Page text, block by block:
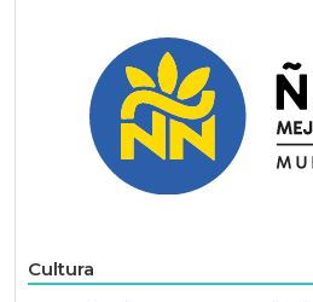
Cultura